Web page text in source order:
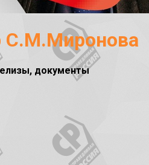
С.М.Миронова
документы